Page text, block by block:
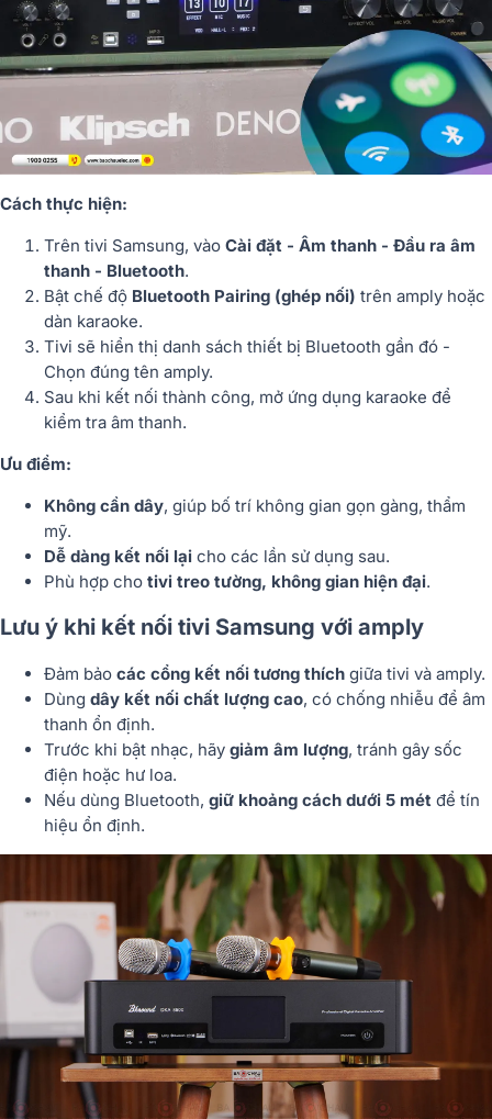
Cách thực hiện:
Trên tivi Samsung, vào Cài đặt - Âm thanh - Đầu ra âm
thanh - Bluetooth.
Bật chế độ Bluetooth Pairing (ghép nối) trên amply hoặc
dàn karaoke.
Tivi sẽ hiển thị danh sách thiết bị Bluetooth gần đó -
Chọn đúng tên amply.
Sau khi kết nối thành công, mở ứng dụng karaoke để
kiểm tra âm thanh.
Ưu điểm:
Không cần dây, giúp bố trí không gian gọn gàng, thẩm
mỹ.
Dễ dàng kết nối lại cho các lần sử dụng sau.
Phù hợp cho tivi treo tường, không gian hiện đại.
Lưu ý khi kết nối tivi Samsung với amply
Đảm bảo các cổng kết nối tương thích giữa tivi và amply.
Dùng dây kết nối chất lượng cao, có chống nhiễu để âm
thanh ổn định.
Trước khi bật nhạc, hãy giảm âm lượng, tránh gây sốc
điện hoặc hư loa.
Nếu dùng Bluetooth, giữ khoảng cách dưới 5 mét để tín
hiệu ổn định.